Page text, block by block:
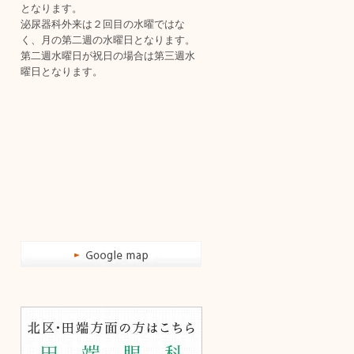
となります。
泌尿器科外来は２回目の水曜ではな
く、月の第二週の水曜日となります。
第二週水曜日が祝日の場合は第三週水
曜日となります。